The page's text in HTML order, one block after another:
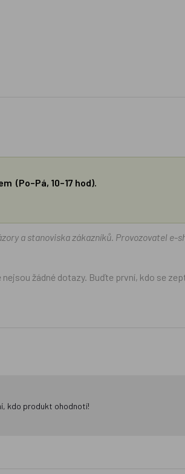
(Po–Pá, 10–17 hod).
a stanoviska zákazníků. Provozovatel
nejsou žádné dotazy. Buďte první, kdo se
kdo produkt ohodnotí!